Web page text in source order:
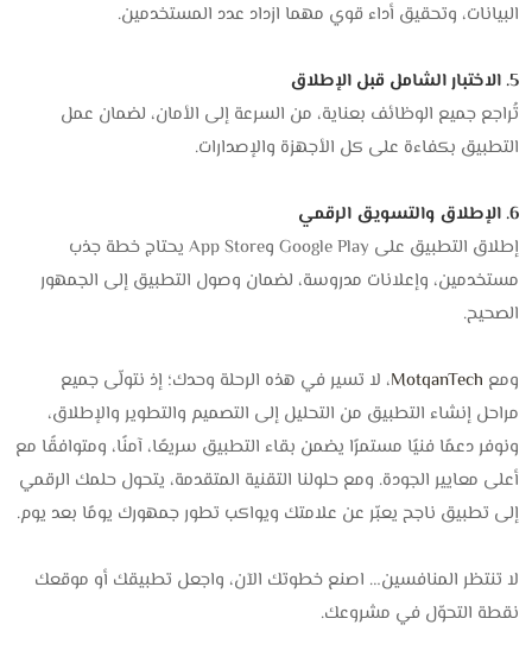
البيانات، وتحقيق أداء قوي مهما ازداد عدد المستخدمين.
5. الاختبار الشامل قبل الإطلاق
تُراجع جميع الوظائف بعناية، من السرعة إلى الأمان، لضمان عمل
التطبيق بكفاءة على كل الأجهزة والإصدارات.
6. الإطلاق والتسويق الرقمي
إطلاق التطبيق على Google Play وApp Store يحتاج خطة جذب
مستخدمين، وإعلانات مدروسة، لضمان وصول التطبيق إلى الجمهور
الصحيح.
ومع MotqanTech، لا تسير في هذه الرحلة وحدك؛ إذ نتولّى جميع
مراحل إنشاء التطبيق من التحليل إلى التصميم والتطوير والإطلاق،
ونوفر دعمًا فنيًا مستمرًا يضمن بقاء التطبيق سريعًا، آمنًا، ومتوافقًا مع
أعلى معايير الجودة. ومع حلولنا التقنية المتقدمة، يتحول حلمك الرقمي
إلى تطبيق ناجح يعبّر عن علامتك ويواكب تطور جمهورك يومًا بعد يوم.
لا تنتظر المنافسين… اصنع خطوتك الآن، واجعل تطبيقك أو موقعك
نقطة التحوّل في مشروعك.